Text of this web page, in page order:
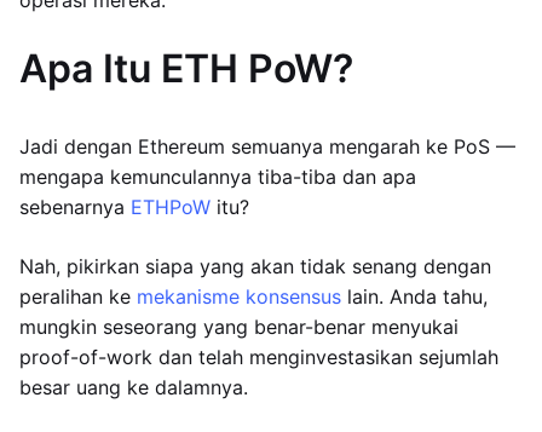
Apa Itu ETH PoW?
Jadi dengan Ethereum semuanya mengarah ke PoS —
mengapa kemunculannya tiba-tiba dan apa
sebenarnya ETHPoW itu?
Nah, pikirkan siapa yang akan tidak senang dengan
peralihan ke mekanisme konsensus lain. Anda tahu,
mungkin seseorang yang benar-benar menyukai
proof-of-work dan telah menginvestasikan sejumlah
besar uang ke dalamnya.